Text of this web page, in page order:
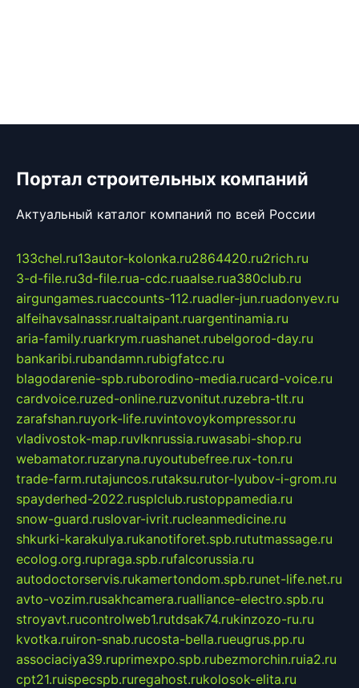
Портал строительных компаний
Актуальный каталог компаний по всей России
133chel.ru13autor-kolonka.ru2864420.ru2rich.ru
3-d-file.ru3d-file.rua-cdc.ruaalse.rua380club.ru
airgungames.ruaccounts-112.ruadler-jun.ruadonyev.ru
alfeihavsalnassr.rualtaipant.ruargentinamia.ru
aria-family.ruarkrym.ruashanet.rubelgorod-day.ru
bankaribi.rubandamn.rubigfatcc.ru
blagodarenie-spb.ruborodino-media.rucard-voice.ru
cardvoice.ruzed-online.ruzvonitut.ruzebra-tlt.ru
zarafshan.ruyork-life.ruvintovoykompressor.ru
vladivostok-map.ruvlknrussia.ruwasabi-shop.ru
webamator.ruzaryna.ruyoutubefree.rux-ton.ru
trade-farm.rutajuncos.rutaksu.rutor-lyubov-i-grom.ru
spayderhed-2022.rusplclub.rustoppamedia.ru
snow-guard.ruslovar-ivrit.rucleanmedicine.ru
shkurki-karakulya.rukanotiforet.spb.rututmassage.ru
ecolog.org.rupraga.spb.rufalcorussia.ru
autodoctorservis.rukamertondom.spb.runet-life.net.ru
avto-vozim.rusakhcamera.rualliance-electro.spb.ru
stroyavt.rucontrolweb1.rutdsak74.rukinzozo-ru.ru
kvotka.ruiron-snab.rucosta-bella.rueugrus.pp.ru
associaciya39.ruprimexpo.spb.rubezmorchin.ruia2.ru
cpt21.ruispecspb.ruregahost.rukolosok-elita.ru